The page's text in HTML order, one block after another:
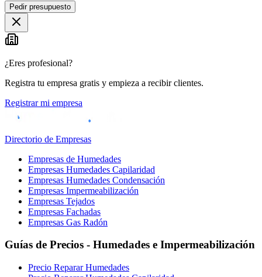
+
−
Pedir presupuesto
¿Eres profesional?
Registra tu empresa gratis y empieza a recibir clientes.
Registrar mi empresa
Directorio de Empresas
Empresas de Humedades
Empresas Humedades Capilaridad
Empresas Humedades Condensación
Empresas Impermeabilización
Empresas Tejados
Empresas Fachadas
Empresas Gas Radón
Guías de Precios - Humedades e Impermeabilización
Precio Reparar Humedades